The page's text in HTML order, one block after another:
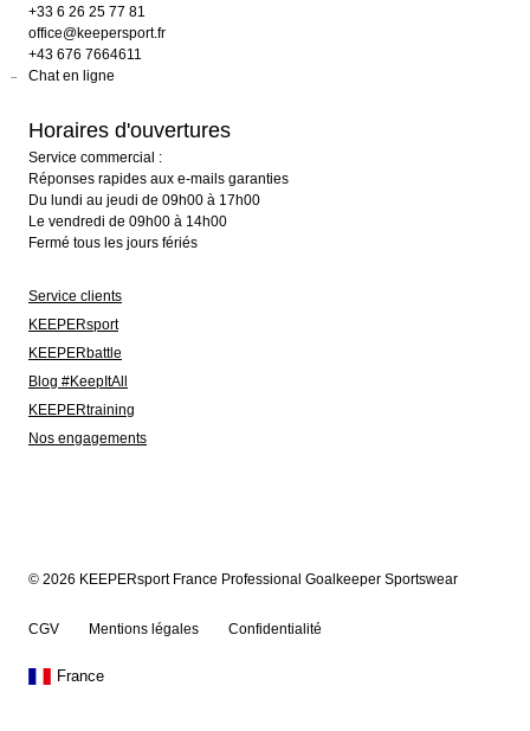
+33 6 26 25 77 81
office@keepersport.fr
+43 676 7664611
Chat en ligne
Horaires d'ouvertures
Service commercial :
Réponses rapides aux e-mails garanties
Du lundi au jeudi de 09h00 à 17h00
Le vendredi de 09h00 à 14h00
Fermé tous les jours fériés
Service clients
KEEPERsport
KEEPERbattle
Blog #KeepItAll
KEEPERtraining
Nos engagements
© 2026 KEEPERsport France Professional Goalkeeper Sportswear
CGV Mentions légales Confidentialité
France